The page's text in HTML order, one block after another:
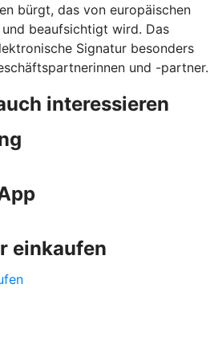
bürgt, das von europäischen
beaufsichtigt wird. Das
Signatur besonders
und -partner.
interessieren
einkaufen